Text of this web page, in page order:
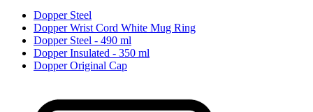
Dopper Steel
Dopper Wrist Cord White Mug Ring
Dopper Steel - 490 ml
Dopper Insulated - 350 ml
Dopper Original Cap